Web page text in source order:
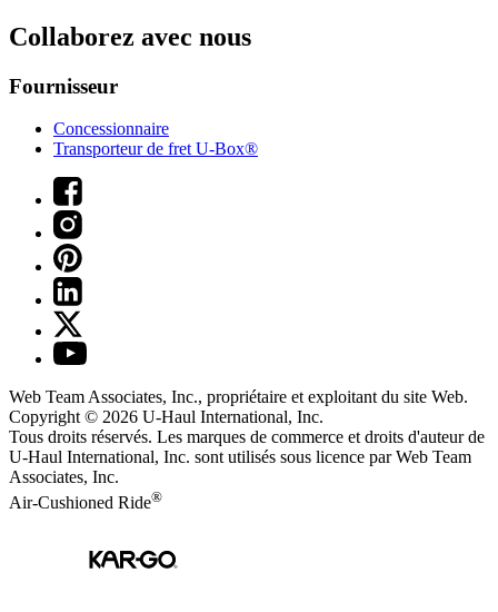
Collaborez avec nous
Fournisseur
Concessionnaire
Transporteur de fret U-Box®
Web Team Associates, Inc., propriétaire et exploitant du site Web.
Copyright © 2026 U-Haul International, Inc.
Tous droits réservés. Les marques de commerce et droits d'auteur de
U-Haul International, Inc. sont utilisés sous licence par Web Team
Associates, Inc.
Air-Cushioned Ride®